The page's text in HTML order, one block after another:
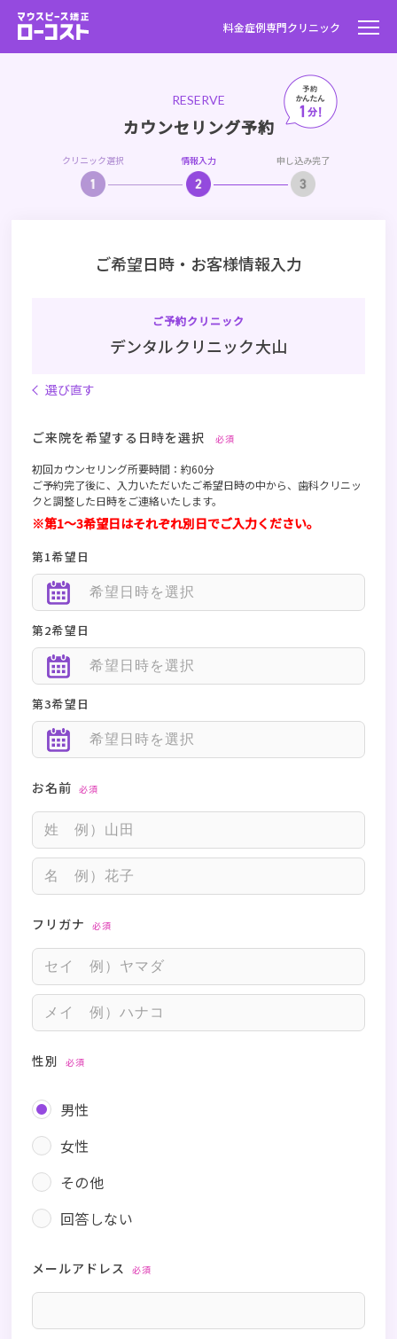
料金症例専門クリニック
RESERVE
カウンセリング予約
クリニック選択 情報入力 申し込み完了
ご希望日時・お客様情報入力
ご予約クリニック
デンタルクリニック大山
選び直す
ご来院を希望する日時を選択 必須
初回カウンセリング所要時間：約60分
ご予約完了後に、入力いただいたご希望日時の中から、歯科クリニッ
クと調整した日時をご連絡いたします。
※第1〜3希望日はそれぞれ別日でご入力ください。
第1希望日
第2希望日
第3希望日
お名前 必須
フリガナ 必須
性別 必須
男性
女性
その他
回答しない
メールアドレス 必須